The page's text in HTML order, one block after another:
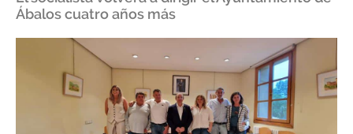
Ábalos cuatro años más